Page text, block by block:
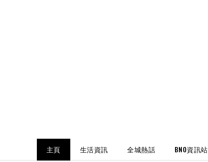
主頁 生活資訊 全城熱話 BNO資訊站